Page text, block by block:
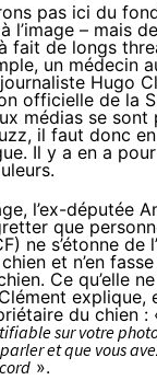
pas ici du
l’image – mais
fait de longs
un médecin
journaliste Hugo
officielle de la
médias se sont
il faut donc
Il y a en a
l’ex-députée
que
ne s’étonne de
et n’en
Ce qu’elle
explique,
du chien :
sur votre
et que vous
».